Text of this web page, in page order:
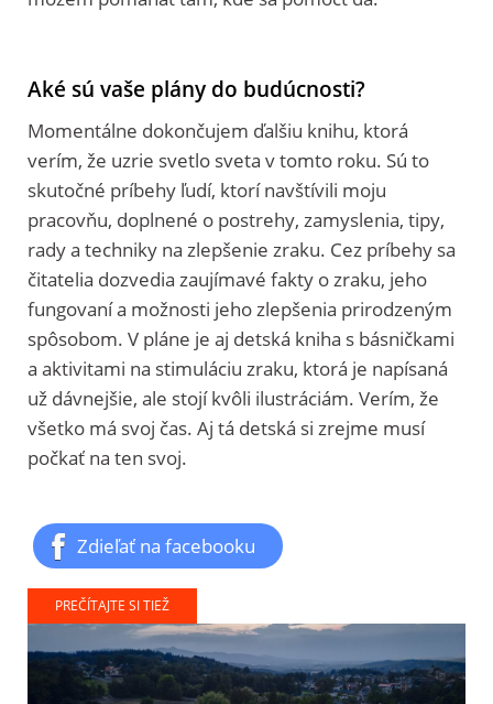
Aké sú vaše plány do budúcnosti?
Momentálne dokončujem ďalšiu knihu, ktorá
verím, že uzrie svetlo sveta v tomto roku. Sú to
skutočné príbehy ľudí, ktorí navštívili moju
pracovňu, doplnené o postrehy, zamyslenia, tipy,
rady a techniky na zlepšenie zraku. Cez príbehy sa
čitatelia dozvedia zaujímavé fakty o zraku, jeho
fungovaní a možnosti jeho zlepšenia prirodzeným
spôsobom. V pláne je aj detská kniha s básničkami
a aktivitami na stimuláciu zraku, ktorá je napísaná
už dávnejšie, ale stojí kvôli ilustráciám. Verím, že
všetko má svoj čas. Aj tá detská si zrejme musí
počkať na ten svoj.
Zdieľať na facebooku
PREČÍTAJTE SI TIEŽ